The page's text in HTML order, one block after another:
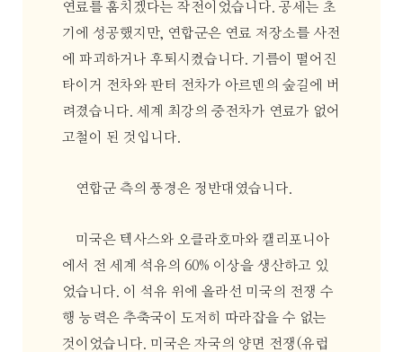
연료를 훔치겠다는 작전이었습니다. 공세는 초
기에 성공했지만, 연합군은 연료 저장소를 사전
에 파괴하거나 후퇴시켰습니다. 기름이 떨어진
타이거 전차와 판터 전차가 아르덴의 숲길에 버
려졌습니다. 세계 최강의 중전차가 연료가 없어
고철이 된 것입니다.
연합군 측의 풍경은 정반대였습니다.
미국은 텍사스와 오클라호마와 캘리포니아
에서 전 세계 석유의 60% 이상을 생산하고 있
었습니다. 이 석유 위에 올라선 미국의 전쟁 수
행 능력은 추축국이 도저히 따라잡을 수 없는
것이었습니다. 미국은 자국의 양면 전쟁(유럽